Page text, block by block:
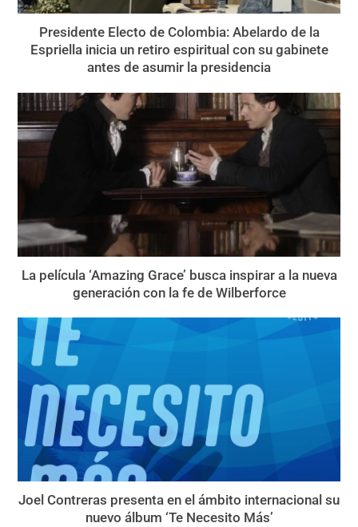
Presidente Electo de Colombia: Abelardo de la
Espriella inicia un retiro espiritual con su gabinete
antes de asumir la presidencia
La película ‘Amazing Grace’ busca inspirar a la nueva
generación con la fe de Wilberforce
Joel Contreras presenta en el ámbito internacional su
nuevo álbum ‘Te Necesito Más’